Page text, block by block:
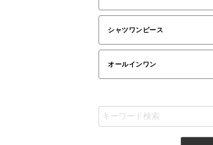
シャツワンピース
オールインワン